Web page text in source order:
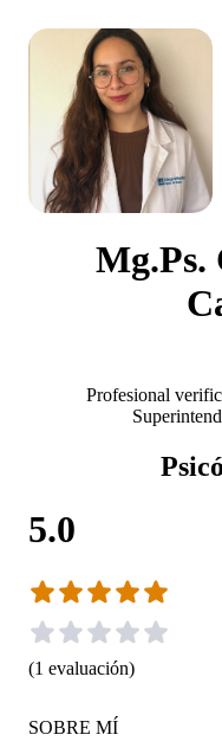
Mg.Ps.
Profesional
5.0
(1 evaluación)
SOBRE MÍ